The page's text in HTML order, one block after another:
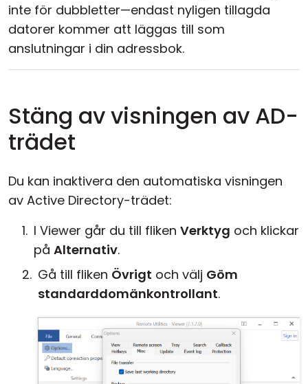
inte för dubbletter—endast nyligen tillagda
datorer kommer att läggas till som
anslutningar i din adressbok.
Stäng av visningen av AD-
trädet
Du kan inaktivera den automatiska visningen
av Active Directory-trädet:
I Viewer går du till fliken Verktyg och klickar
på Alternativ.
Gå till fliken Övrigt och välj Göm
standarddomänkontrollant.